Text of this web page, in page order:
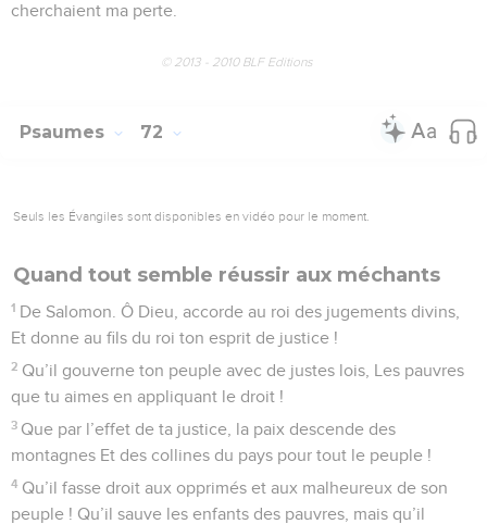
cherchaient ma perte.
© 2013 - 2010 BLF Editions
Psaumes 72
Seuls les Évangiles sont disponibles en vidéo pour le moment.
Quand tout semble réussir aux méchants
1 De Salomon. Ô Dieu, accorde au roi des jugements divins,
Et donne au fils du roi ton esprit de justice !
2 Qu’il gouverne ton peuple avec de justes lois, Les pauvres
que tu aimes en appliquant le droit !
3 Que par l’effet de ta justice, la paix descende des
montagnes Et des collines du pays pour tout le peuple !
4 Qu’il fasse droit aux opprimés et aux malheureux de son
peuple ! Qu’il sauve les enfants des pauvres, mais qu’il